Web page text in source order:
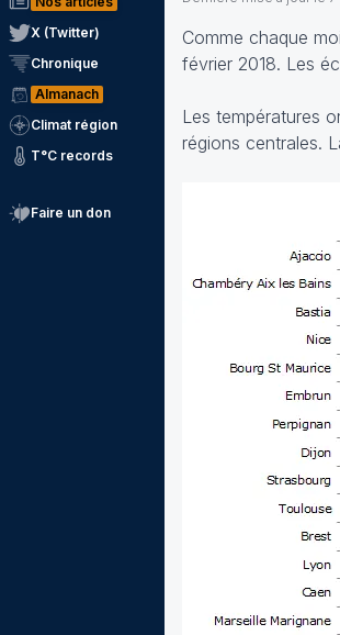
X (Twitter)
Chronique
Almanach
Climat région
T°C records
Faire un don
Comme chaque
février 2018. Les
Les températures
régions centrales.